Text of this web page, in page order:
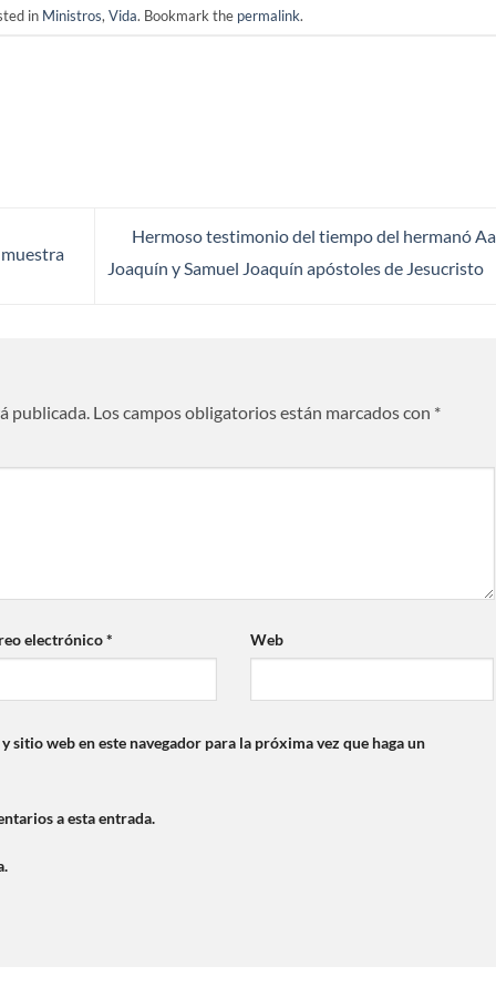
in Ministros,Vida. Bookmark the permalink.
Hermoso testimonio del tiempo del hermanó
Joaquín y Samuel Joaquín apóstoles de Jesucristo
publicada. Los campos obligatorios están marcados con *
electrónico* Web
web en este navegador para la próxima vez que haga un
a esta entrada.